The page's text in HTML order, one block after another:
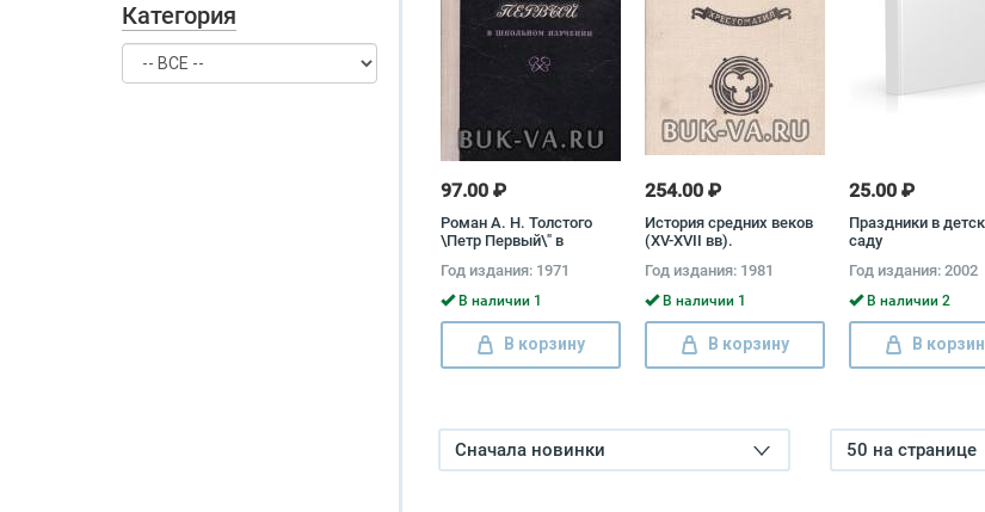
Категория
97.00 ₽
Роман А. Н. Толстого
\Петр Первый\" в
Пособие для учителя"""
Нина Демидова
Год издания: 1971
В наличии 1
В корзину
254.00 ₽
История средних веков
(XV-XVII вв).
для учителей. В 2
частях. Часть 2
Год издания: 1981
В наличии 1
В корзину
25.00 ₽
Праздники в
саду
Год издания: 2002
В наличии 2
В
Сначала новинки 50 на странице